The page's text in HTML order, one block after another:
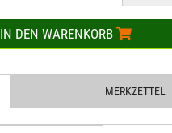
IN DEN WARENKORB
MERKZETTEL